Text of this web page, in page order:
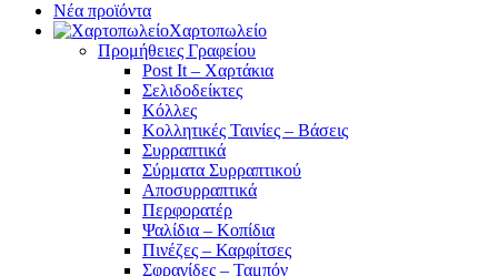
Νέα προϊόντα
Χαρτοπωλείο
Προμήθειες Γραφείου
Post It – Χαρτάκια
Σελιδοδείκτες
Κόλλες
Κολλητικές Ταινίες – Βάσεις
Συρραπτικά
Σύρματα Συρραπτικού
Αποσυρραπτικά
Περφορατέρ
Ψαλίδια – Κοπίδια
Πινέζες – Καρφίτσες
Σφραγίδες – Ταμπόν